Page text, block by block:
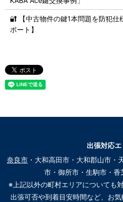
🔐 【中古物件の鍵1本問題を防犯仕
ポート】
出張対応
奈良市 ・大和高田市・大和郡山市・
市・御所市・生駒市・
※上記以外の町村エリアについても
出張可否や到着目安時間など、お気